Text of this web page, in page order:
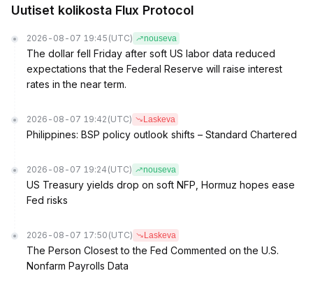
Uutiset kolikosta Flux Protocol
2026-08-07 19:45 (UTC) nouseva
The dollar fell Friday after soft US labor data reduced
expectations that the Federal Reserve will raise interest
rates in the near term.
2026-08-07 19:42 (UTC) Laskeva
Philippines: BSP policy outlook shifts – Standard Chartered
2026-08-07 19:24 (UTC) nouseva
US Treasury yields drop on soft NFP, Hormuz hopes ease
Fed risks
2026-08-07 17:50 (UTC) Laskeva
The Person Closest to the Fed Commented on the U.S.
Nonfarm Payrolls Data